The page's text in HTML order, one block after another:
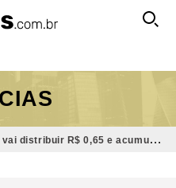
vai distribuir R$ 0,65 e acumula